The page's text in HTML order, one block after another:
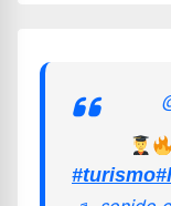
#turismo